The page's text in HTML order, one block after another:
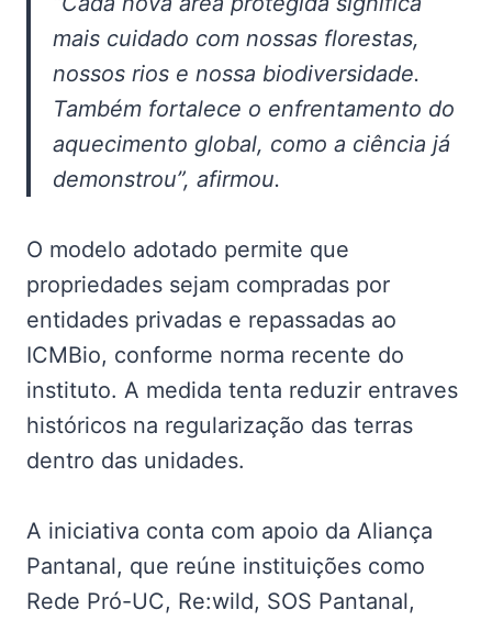
mais cuidado com nossas florestas,
nossos rios e nossa biodiversidade.
Também fortalece o enfrentamento do
aquecimento global, como a ciência já
demonstrou”, afirmou.
O modelo adotado permite que
propriedades sejam compradas por
entidades privadas e repassadas ao
ICMBio, conforme norma recente do
instituto. A medida tenta reduzir entraves
históricos na regularização das terras
dentro das unidades.
A iniciativa conta com apoio da Aliança
Pantanal, que reúne instituições como
Rede Pró-UC, Re:wild, SOS Pantanal,